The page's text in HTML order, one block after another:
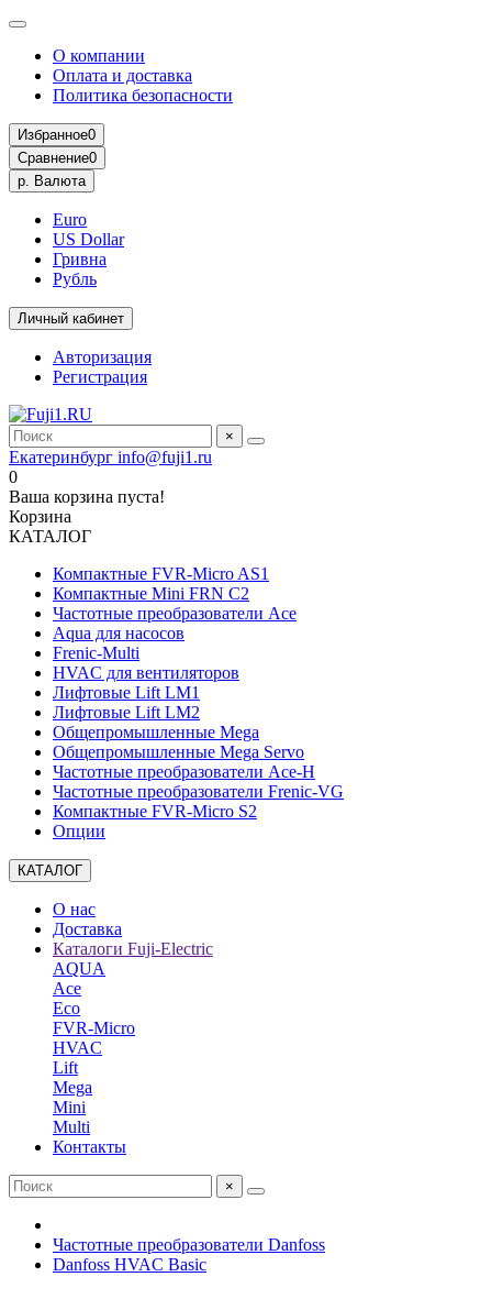
О компании
Оплата и доставка
Политика безопасности
Избранное0
Сравнение0
р. Валюта
Euro
US Dollar
Гривна
Рубль
Личный кабинет
Авторизация
Регистрация
×
Екатеринбург info@fuji1.ru
0
Ваша корзина пуста!
Корзина
КАТАЛОГ
Компактные FVR-Micro AS1
Компактные Mini FRN C2
Частотные преобразователи Ace
Aqua для насосов
Frenic-Multi
HVAC для вентиляторов
Лифтовые Lift LM1
Лифтовые Lift LM2
Общепромышленные Mega
Общепромышленные Mega Servo
Частотные преобразователи Ace-H
Частотные преобразователи Frenic-VG
Компактные FVR-Micro S2
Опции
КАТАЛОГ
О нас
Доставка
Каталоги Fuji-Electric
AQUA
Ace
Eco
FVR-Micro
HVAC
Lift
Mega
Mini
Multi
Контакты
×
Частотные преобразователи Danfoss
Danfoss HVAC Basic